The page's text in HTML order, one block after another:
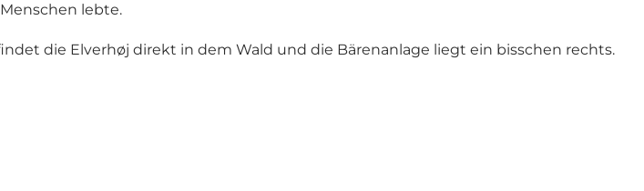
lebte.
die Elverhøj direkt in dem Wald und die Bärenanlage liegt ein bisschen rechts.